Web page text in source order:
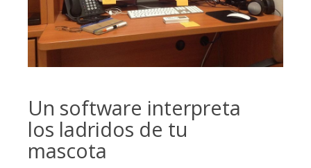
Un software interpreta
los ladridos de tu
mascota